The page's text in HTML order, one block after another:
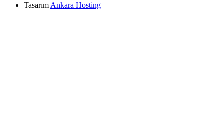
Tasarım Ankara Hosting